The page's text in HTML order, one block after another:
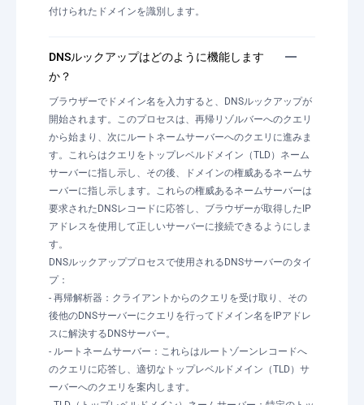
付けられたドメインを識別します。
DNSルックアップはどのように機能します
か？
ブラウザーでドメイン名を入力すると、DNSルックアップが
開始されます。このプロセスは、再帰リゾルバーへのクエリ
から始まり、次にルートネームサーバーへのクエリに進みま
す。これらはクエリをトップレベルドメイン（TLD）ネーム
サーバーに指し示し、その後、ドメインの権威あるネームサ
ーバーに指し示します。これらの権威あるネームサーバーは
要求されたDNSレコードに応答し、ブラウザーが取得したIP
アドレスを使用して正しいサーバーに接続できるようにしま
す。
DNSルックアッププロセスで使用されるDNSサーバーのタイ
プ：
- 再帰解析器：クライアントからのクエリを受け取り、その
後他のDNSサーバーにクエリを行ってドメイン名をIPアドレ
スに解決するDNSサーバー。
- ルートネームサーバー：これらはルートゾーンレコードへ
のクエリに応答し、適切なトップレベルドメイン（TLD）サ
ーバーへのクエリを案内します。